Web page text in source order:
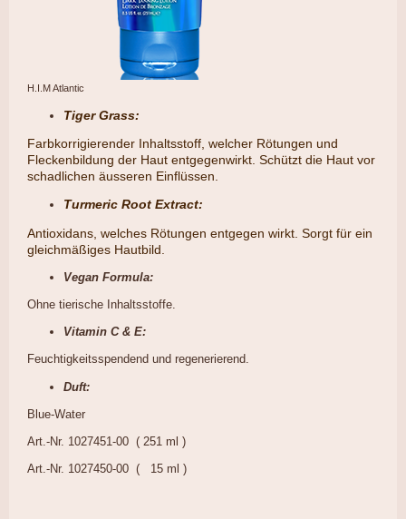
H.I.M Atlantic
Tiger Grass:
​Farbkorrigierender Inhaltsstoff, welcher Rötungen und
Fleckenbildung der Haut entgegenwirkt. Schützt die Haut vor
schadlichen äusseren Einflüssen.
Turmeric Root Extract:
​Antioxidans, welches Rötungen entgegen wirkt. Sorgt für ein
gleichmäßiges Hautbild.
Vegan Formula:
Ohne tierische Inhaltsstoffe.
Vitamin C & E:
Feuchtigkeitsspendend und regenerierend.
Duft:
Blue-Water
Art.-Nr. 1027451-00 ( 251 ml )
Art.-Nr. 1027450-00 ( 15 ml )